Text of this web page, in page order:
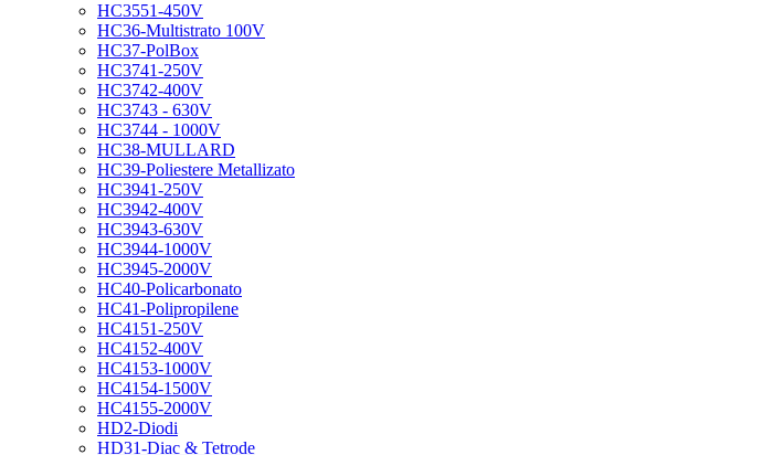
HC3551-450V
HC36-Multistrato 100V
HC37-PolBox
HC3741-250V
HC3742-400V
HC3743 - 630V
HC3744 - 1000V
HC38-MULLARD
HC39-Poliestere Metallizato
HC3941-250V
HC3942-400V
HC3943-630V
HC3944-1000V
HC3945-2000V
HC40-Policarbonato
HC41-Polipropilene
HC4151-250V
HC4152-400V
HC4153-1000V
HC4154-1500V
HC4155-2000V
HD2-Diodi
HD31-Diac & Tetrode